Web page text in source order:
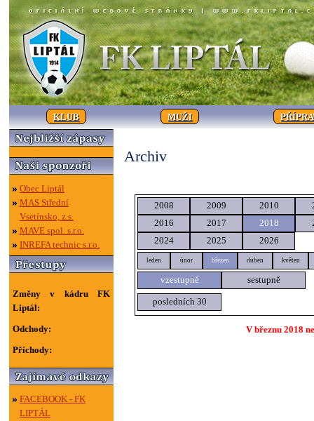
KLUB MUŽI
Obec Liptál
MAS Střední
Vsetínsko, z.s.
MAVE spol. s.r.o.
INREFA technic s.r.o.
Změny v kádru FK
Liptál:
Odchody:
Příchody:
FACEBOOK - FK
LIPTÁL
Archiv
2008 2009 2010
2016
2017 2018
2024
2025 2026
leden únor březen duben květen
vzestupně sestupně
posledních 30
V březnu 2018